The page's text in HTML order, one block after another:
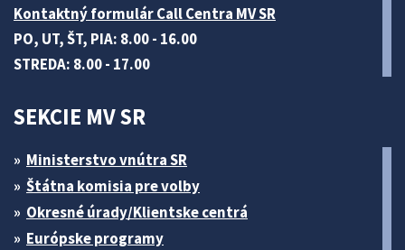
Kontaktný formulár Call Centra MV SR
PO, UT, ŠT, PIA: 8.00 - 16.00
STREDA: 8.00 - 17.00
SEKCIE MV SR
Ministerstvo vnútra SR
Štátna komisia pre volby
Okresné úrady/Klientske centrá
Európske programy